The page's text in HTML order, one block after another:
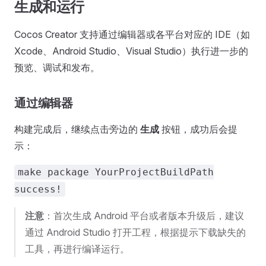
生成和运行
Cocos Creator 支持通过编辑器或各平台对应的 IDE（如
Xcode、Android Studio、Visual Studio）执行进一步的
预览、调试和发布。
通过编辑器
构建完成后，继续点击旁边的 生成 按钮，成功后会提
示：
make package YourProjectBuildPath
success!
注意 ：首次生成 Android 平台或者版本升级后，建议
通过 Android Studio 打开工程，根据提示下载缺失的
工具，再进行编译运行。